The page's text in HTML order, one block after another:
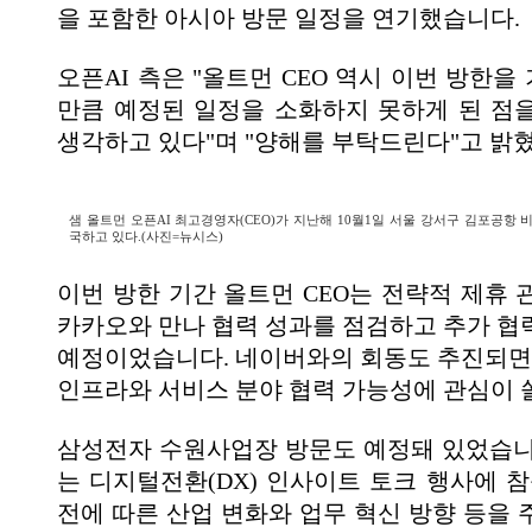
을 포함한 아시아 방문 일정을 연기했습니다.
오픈AI 측은 "올트먼 CEO 역시 이번 방한을
만큼 예정된 일정을 소화하지 못하게 된 점
생각하고 있다"며 "양해를 부탁드린다"고 밝
샘 올트먼 오픈AI 최고경영자(CEO)가 지난해 10월1일 서울 강서구 김포공항
국하고 있다.(사진=뉴시스)
이번 방한 기간 올트먼 CEO는 전략적 제휴
카카오와 만나 협력 성과를 점검하고 추가 협
예정이었습니다. 네이버와의 회동도 추진되
인프라와 서비스 분야 협력 가능성에 관심이
삼성전자 수원사업장 방문도 예정돼 있었습
는 디지털전환(DX) 인사이트 토크 행사에
전에 따른 산업 변화와 업무 혁신 방향 등을